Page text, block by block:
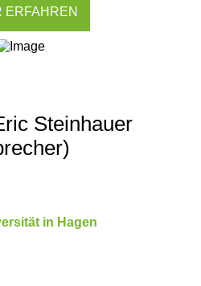
ERFAHREN
Steinhauer
in Hagen